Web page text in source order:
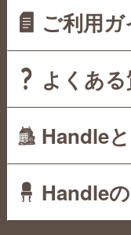
ご利用ガ
よくあ
Handle
Handle